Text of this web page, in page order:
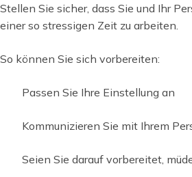
Stellen Sie sicher, dass Sie und Ihr
einer so stressigen Zeit zu arbeiten.
So können Sie sich vorbereiten:
Passen Sie Ihre Einstellung an
Kommunizieren Sie mit Ihrem
Seien Sie darauf vorbereitet,